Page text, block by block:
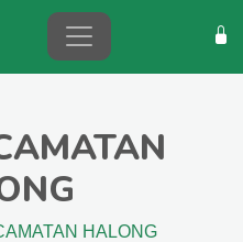
HALONG